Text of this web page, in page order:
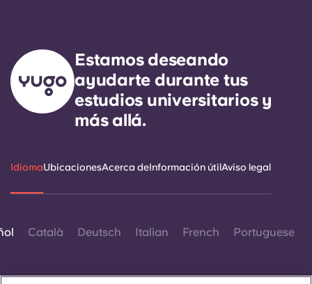
Estamos deseando
ayudarte durante tus
estudios universitarios y
más allá.
IdiomaUbicacionesAcerca deInformación útilAviso legal
Català Deutsch Italian French Portuguese